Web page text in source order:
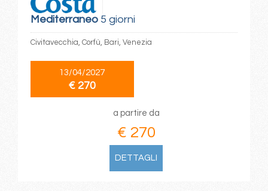
Mediterraneo5 giorni
Civitavecchia, Corfù, Bari, Venezia
13/04/2027
€ 270
a partire da
€ 270
DETTAGLI